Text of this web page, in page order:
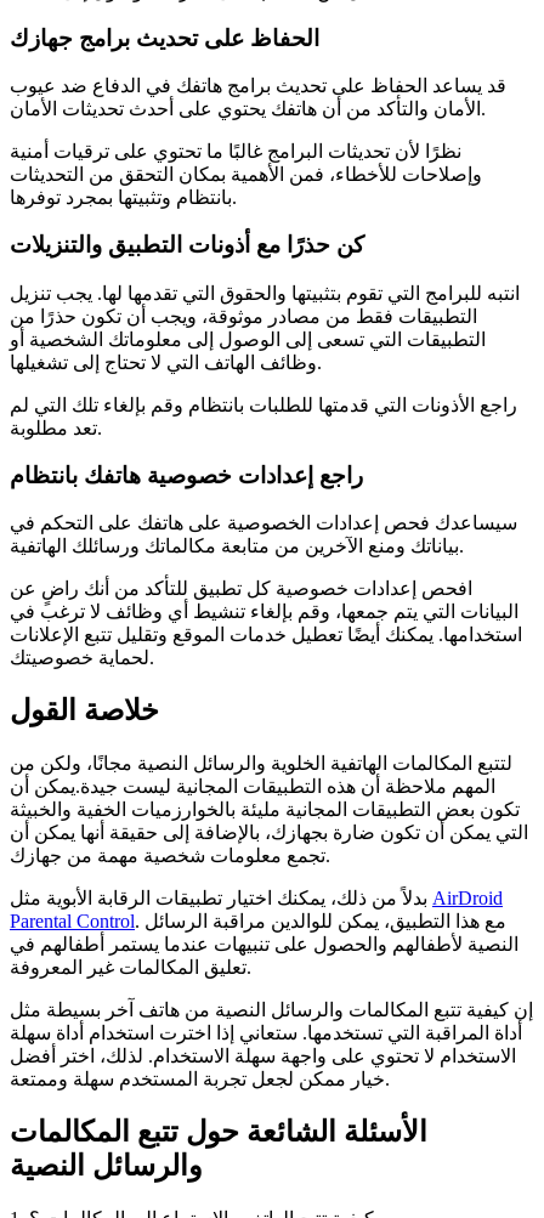
الحفاظ على تحديث برامج جهازك
قد يساعد الحفاظ على تحديث برامج هاتفك في الدفاع ضد عيوب
الأمان والتأكد من أن هاتفك يحتوي على أحدث تحديثات الأمان.
نظرًا لأن تحديثات البرامج غالبًا ما تحتوي على ترقيات أمنية
وإصلاحات للأخطاء، فمن الأهمية بمكان التحقق من التحديثات
بانتظام وتثبيتها بمجرد توفرها.
كن حذرًا مع أذونات التطبيق والتنزيلات
انتبه للبرامج التي تقوم بتثبيتها والحقوق التي تقدمها لها. يجب تنزيل
التطبيقات فقط من مصادر موثوقة، ويجب أن تكون حذرًا من
التطبيقات التي تسعى إلى الوصول إلى معلوماتك الشخصية أو
وظائف الهاتف التي لا تحتاج إلى تشغيلها.
راجع الأذونات التي قدمتها للطلبات بانتظام وقم بإلغاء تلك التي لم
تعد مطلوبة.
راجع إعدادات خصوصية هاتفك بانتظام
سيساعدك فحص إعدادات الخصوصية على هاتفك على التحكم في
بياناتك ومنع الآخرين من متابعة مكالماتك ورسائلك الهاتفية.
افحص إعدادات خصوصية كل تطبيق للتأكد من أنك راضٍ عن
البيانات التي يتم جمعها، وقم بإلغاء تنشيط أي وظائف لا ترغب في
استخدامها. يمكنك أيضًا تعطيل خدمات الموقع وتقليل تتبع الإعلانات
لحماية خصوصيتك.
خلاصة القول
لتتبع المكالمات الهاتفية الخلوية والرسائل النصية مجانًا، ولكن من
المهم ملاحظة أن هذه التطبيقات المجانية ليست جيدة.يمكن أن
تكون بعض التطبيقات المجانية مليئة بالخوارزميات الخفية والخبيثة
التي يمكن أن تكون ضارة بجهازك، بالإضافة إلى حقيقة أنها يمكن أن
تجمع معلومات شخصية مهمة من جهازك.
AirDroid
Parental Control. مع هذا التطبيق، يمكن للوالدين مراقبة الرسائل
النصية لأطفالهم والحصول على تنبيهات عندما يستمر أطفالهم في
تعليق المكالمات غير المعروفة.
إن كيفية تتبع المكالمات والرسائل النصية من هاتف آخر بسيطة مثل
أداة المراقبة التي تستخدمها. ستعاني إذا اخترت استخدام أداة سهلة
الاستخدام لا تحتوي على واجهة سهلة الاستخدام. لذلك، اختر أفضل
خيار ممكن لجعل تجربة المستخدم سهلة وممتعة.
الأسئلة الشائعة حول تتبع المكالمات
والرسائل النصية